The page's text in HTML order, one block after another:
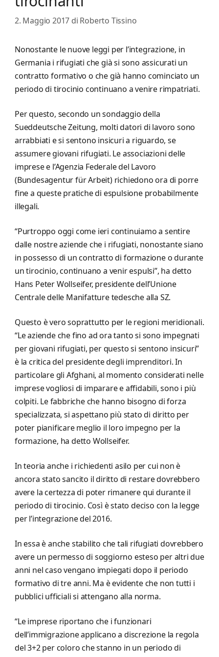
2. Maggio 2017 di Roberto Tissino
Nonostante le nuove leggi per l’integrazione, in
Germania i rifugiati che già si sono assicurati un
contratto formativo o che già hanno cominciato un
periodo di tirocinio continuano a venire rimpatriati.
Per questo, secondo un sondaggio della
Sueddeutsche Zeitung, molti datori di lavoro sono
arrabbiati e si sentono insicuri a riguardo, se
assumere giovani rifugiati. Le associazioni delle
imprese e l’Agenzia Federale del Lavoro
(Bundesagentur für Arbeit) richiedono ora di porre
fine a queste pratiche di espulsione probabilmente
illegali.
“Purtroppo oggi come ieri continuiamo a sentire
dalle nostre aziende che i rifugiati, nonostante siano
in possesso di un contratto di formazione o durante
un tirocinio, continuano a venir espulsi”, ha detto
Hans Peter Wollseifer, presidente dell’Unione
Centrale delle Manifatture tedesche alla SZ.
Questo è vero soprattutto per le regioni meridionali.
“Le aziende che fino ad ora tanto si sono impegnati
per giovani rifugiati, per questo si sentono insicuri”
è la critica del presidente degli imprenditori. In
particolare gli Afghani, al momento considerati nelle
imprese vogliosi di imparare e affidabili, sono i più
colpiti. Le fabbriche che hanno bisogno di forza
specializzata, si aspettano più stato di diritto per
poter pianificare meglio il loro impegno per la
formazione, ha detto Wollseifer.
In teoria anche i richiedenti asilo per cui non è
ancora stato sancito il diritto di restare dovrebbero
avere la certezza di poter rimanere qui durante il
periodo di tirocinio. Così è stato deciso con la legge
per l’integrazione del 2016.
In essa è anche stabilito che tali rifugiati dovrebbero
avere un permesso di soggiorno esteso per altri due
anni nel caso vengano impiegati dopo il periodo
formativo di tre anni. Ma è evidente che non tutti i
pubblici ufficiali si attengano alla norma.
“Le imprese riportano che i funzionari
dell’immigrazione applicano a discrezione la regola
del 3+2 per coloro che stanno in un periodo di